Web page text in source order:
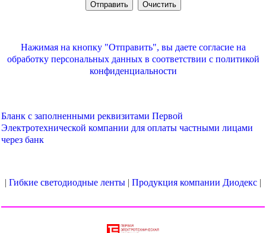
Нажимая на кнопку "Отправить", вы даете согласие на
обработку персональных данных в соответствии с политикой
конфиденциальности
Бланк с заполненными реквизитами Первой
Электротехнической компании для оплаты частными лицами
через банк
| Гибкие светодиодные ленты | Продукция компании Диодекс |